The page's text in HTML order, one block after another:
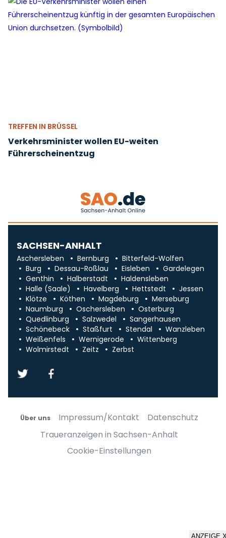
TREFFEN IN BRÜSSEL
Verkehrsminister wollen EU-weiten
Führerscheinentzug
SACHSEN-ANHALT
Aschersleben Bernburg
Bitterfeld-Wolfen
Burg
Dessau-Roßlau Eisleben
Gardelegen
Genthin
Halberstadt
Haldensleben
Halle (Saale)
Havelberg Hettstedt
Jessen
Klötze
Köthen Magdeburg
Merseburg
Naumburg
Oschersleben
Osterburg
Quedlinburg
Salzwedel
Sangerhausen
Schönebeck
Staßfurt Stendal
Wanzleben
Weißenfels
Wernigerode
Wittenberg
Wolmirstedt
Zeitz Zerbst
Über uns Impressum/Kontakt
Datenschutz
Traueranzeigen in Sachsen-Anhalt
Cookie-Einstellungen
ANZEIGE